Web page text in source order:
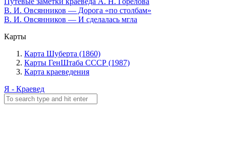
В. И. Овсянников — Дорога «по столбам»
В. И. Овсянников — И сделалась мгла
Карты
Карта Шуберта (1860)
Карты ГенШтаба СССР (1987)
Карта краеведения
Я - Краевед